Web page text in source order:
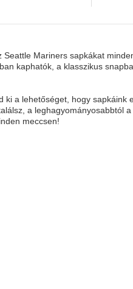
Mariners sapkákat
kaphatók, a klasszikus
ki a lehetőséget, hogy
a leghagyományosabbtól
meccsen!